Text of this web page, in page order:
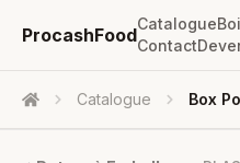
ProcashFood
Catalogue
Contact
Accueil Catalogue Box